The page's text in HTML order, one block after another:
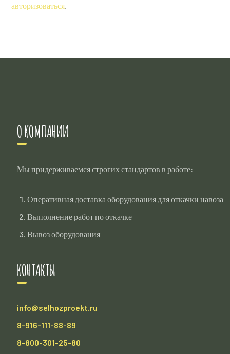
авторизоваться.
О КОМПАНИИ
Мы придерживаемся строгих стандартов в работе:
Оперативная доставка оборудования для откачки навоза
Выполнение работ по откачке
Вывоз оборудования
КОНТАКТЫ
info@selhozproekt.ru
8-916-111-88-89
8-800-301-25-80